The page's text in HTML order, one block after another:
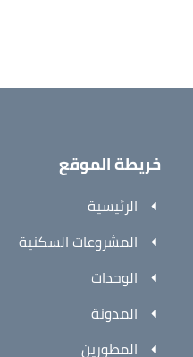
خريطة الموقع
الرئيسية
المشروعات السكنية
الوحدات
المدونة
المطورين